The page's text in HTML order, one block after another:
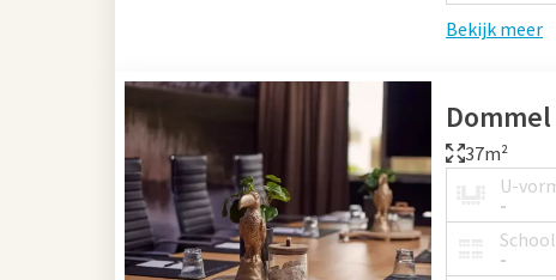
Bekijk meer
Dommel
37m²
U-
-
School
-